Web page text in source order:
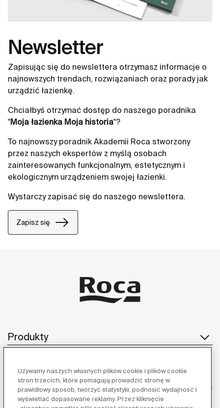
Newsletter
Zapisując się do newslettera otrzymasz informacje o
najnowszych trendach, rozwiązaniach oraz porady jak
urządzić łazienkę.
Chciałbyś otrzymać dostęp do naszego poradnika
"Moja łazienka Moja historia"?
To najnowszy poradnik Akademii Roca stworzony
przez naszych ekspertów z myślą osobach
zainteresowanych funkcjonalnym, estetycznym i
ekologicznym urządzeniem swojej łazienki.
Wystarczy zapisać się do naszego newslettera.
Zapisz się
Produkty
Obsługa klienta
Używamy naszych własnych plików cookie i plików cookie
stron trzecich, które pomagają prowadzić stronę w
prawidłowy sposób, tworzyć statystyki, podnosić wydajność i
wyświetlać dopasowane reklamy. Przez kliknięcie